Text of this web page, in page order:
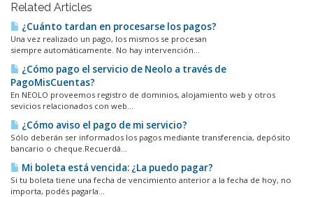
Related Articles
¿Cuánto tardan en procesarse los pagos?
Una vez realizado un pago, los mismos se procesan
siempre automáticamente. No hay intervención...
¿Cómo pago el servicio de Neolo a través de
PagoMisCuentas?
En NEOLO proveemos registro de dominios, alojamiento web y otros
sevicios relacionados con web...
¿Cómo aviso el pago de mi servicio?
Sólo deberán ser informados los pagos mediante transferencia, depósito
bancario o cheque.Recuerdá...
Mi boleta está vencida: ¿La puedo pagar?
Si tu boleta tiene una fecha de vencimiento anterior a la fecha de hoy, no
importa, podés pagarla...